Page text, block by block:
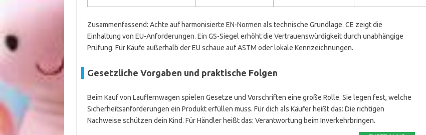
Zusammenfassend: Achte auf harmonisierte EN-Normen als technische Grundlage. CE zeigt die
Einhaltung von EU-Anforderungen. Ein GS-Siegel erhöht die Vertrauenswürdigkeit durch unabhängige
Prüfung. Für Käufe außerhalb der EU schaue auf ASTM oder lokale Kennzeichnungen.
Gesetzliche Vorgaben und praktische Folgen
Beim Kauf von Lauflernwagen spielen Gesetze und Vorschriften eine große Rolle. Sie legen fest, welche
Sicherheitsanforderungen ein Produkt erfüllen muss. Für dich als Käufer heißt das: Die richtigen
Nachweise schützen dein Kind. Für Händler heißt das: Verantwortung beim Inverkehrbringen.